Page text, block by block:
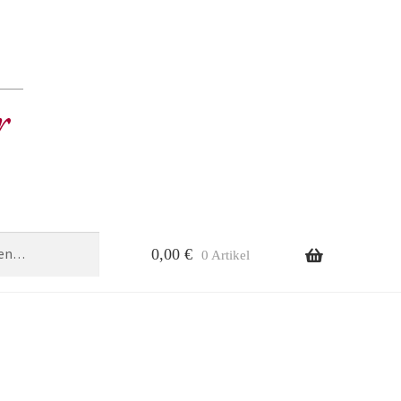
0,00 € 0 Artikel